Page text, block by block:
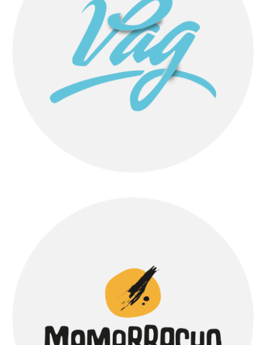
UN NUEVO CAMINO
COLABORADORES Y COMPAÑEROS
LA PRENSA
CONTACTO